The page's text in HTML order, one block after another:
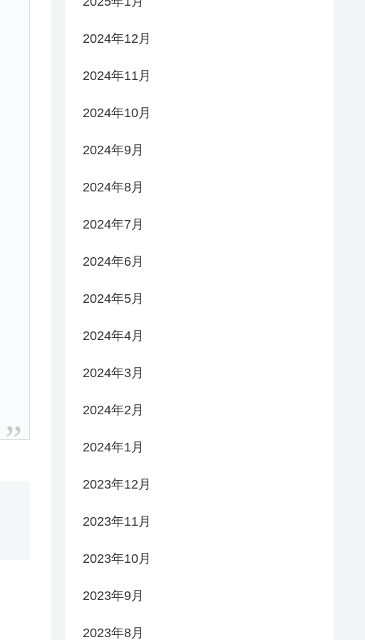
2024年12月
2024年11月
2024年10月
2024年9月
2024年8月
2024年7月
2024年6月
2024年5月
2024年4月
2024年3月
2024年2月
2024年1月
2023年12月
2023年11月
2023年10月
2023年9月
2023年8月